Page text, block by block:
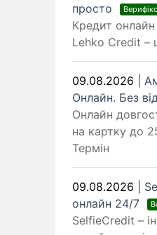
просто
Кредит онлайн
Lehko Credit –
09.08.2026
Онлайн. Без
Онлайн
на картку до
Термін
09.08.2026
онлайн 24/7
SelfieCredit –